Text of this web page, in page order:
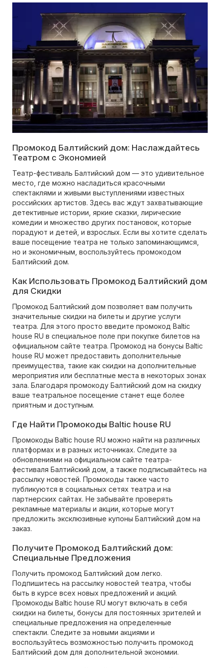
Промокод Балтийский дом: Наслаждайтесь
Театром с Экономией
Театр-фестиваль Балтийский дом — это удивительное
место, где можно насладиться красочными
спектаклями и живыми выступлениями известных
российских артистов. Здесь вас ждут захватывающие
детективные истории, яркие сказки, лирические
комедии и множество других постановок, которые
порадуют и детей, и взрослых. Если вы хотите сделать
ваше посещение театра не только запоминающимся,
но и экономичным, воспользуйтесь промокодом
Балтийский дом.
Как Использовать Промокод Балтийский дом
для Скидки
Промокод Балтийский дом позволяет вам получить
значительные скидки на билеты и другие услуги
театра. Для этого просто введите промокод Baltic
house RU в специальное поле при покупке билетов на
официальном сайте театра. Промокод на бонусы Baltic
house RU может предоставить дополнительные
преимущества, такие как скидки на дополнительные
мероприятия или бесплатные места в некоторых зонах
зала. Благодаря промокоду Балтийский дом на скидку
ваше театральное посещение станет еще более
приятным и доступным.
Где Найти Промокоды Baltic house RU
Промокоды Baltic house RU можно найти на различных
платформах и в разных источниках. Следите за
обновлениями на официальном сайте театра-
фестиваля Балтийский дом, а также подписывайтесь на
рассылку новостей. Промокоды также часто
публикуются в социальных сетях театра и на
партнерских сайтах. Не забывайте проверять
рекламные материалы и акции, которые могут
предложить эксклюзивные купоны Балтийский дом на
заказ.
Получите Промокод Балтийский дом:
Специальные Предложения
Получить промокод Балтийский дом легко.
Подпишитесь на рассылку новостей театра, чтобы
быть в курсе всех новых предложений и акций.
Промокоды Baltic house RU могут включать в себя
скидки на билеты, бонусы для постоянных зрителей и
специальные предложения на определенные
спектакли. Следите за новыми акциями и
воспользуйтесь возможностью получить промокод
Балтийский дом для дополнительной экономии.